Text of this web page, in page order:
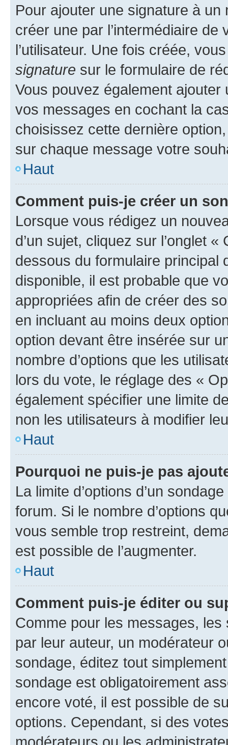
Pour ajouter une signature à un
créer une par l’intermédiaire
l’utilisateur. Une fois créée,
signature sur le formulaire de
Vous pouvez également
vos messages en cochant la
choisissez cette dernière
sur chaque message votre
Haut
Comment puis-je créer un
Lorsque vous rédigez un
d’un sujet, cliquez sur l’onglet
dessous du formulaire principal
disponible, il est probable que
appropriées afin de créer des
en incluant au moins deux
option devant être insérée sur
nombre d’options que les
lors du vote, le réglage des «
également spécifier une limite
non les utilisateurs à modifier
Haut
Pourquoi ne puis-je pas
La limite d’options d’un
forum. Si le nombre d’options
vous semble trop restreint,
est possible de l’augmenter.
Haut
Comment puis-je éditer ou
Comme pour les messages,
par leur auteur, un modérateur
sondage, éditez tout
sondage est obligatoirement
encore voté, il est possible de
options. Cependant, si des